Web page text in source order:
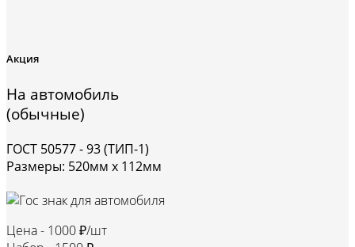
Акция
На автомобиль
(обычные)
ГОСТ 50577 - 93 (ТИП-1)
Размеры: 520мм х 112мм
Цена - 1000 ₽/шт